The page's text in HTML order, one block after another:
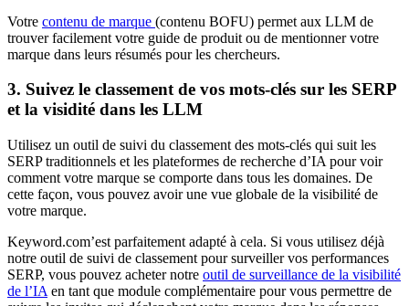
Votre contenu de marque (contenu BOFU) permet aux LLM de
trouver facilement votre guide de produit ou de mentionner votre
marque dans leurs résumés pour les chercheurs.
3. Suivez le classement de vos mots-clés sur les SERP
et la visidité dans les LLM
Utilisez un outil de suivi du classement des mots-clés qui suit les
SERP traditionnels et les plateformes de recherche d’IA pour voir
comment votre marque se comporte dans tous les domaines. De
cette façon, vous pouvez avoir une vue globale de la visibilité de
votre marque.
Keyword.com’est parfaitement adapté à cela. Si vous utilisez déjà
notre outil de suivi de classement pour surveiller vos performances
SERP, vous pouvez acheter notre outil de surveillance de la visibilité
de l’IA en tant que module complémentaire pour vous permettre de